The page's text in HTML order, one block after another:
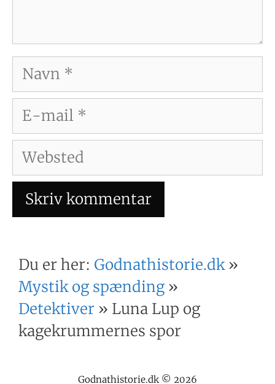
Navn
E-
mail
Websted
Du er her: Godnathistorie.dk»
Mystik og spænding »
Detektiver » Luna Lup og
kagekrummernes spor
Godnathistorie.dk © 2026